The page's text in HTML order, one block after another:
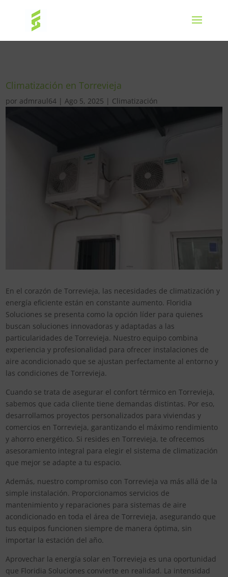
Climatización en Torrevieja
por admraul64 |Ago 5, 2025 | Climatización
En el corazón de Torrevieja, las necesidades de climatización y
energía eficiente están en constante aumento. Floridia
Soluciones se presenta como la opción líder para quienes
buscan soluciones innovadoras y adaptadas a las
particularidades de Torrevieja. Nuestro equipo combina
experiencia y profesionalidad para ofrecer instalaciones de
aire acondicionado que se ajustan perfectamente al entorno y
las condiciones de Torrevieja.
Cuando se trata de asegurar el confort térmico en Torrevieja,
sabemos que cada cliente tiene demandas distintas. Por eso,
desarrollamos proyectos personalizados para viviendas y
comercios en Torrevieja, garantizando el máximo rendimiento
y ahorro energético. Si resides en Torrevieja, te ofrecemos
asesoramiento integral para elegir el sistema de climatización
que mejor se adapte a tu espacio.
Además, nuestro compromiso con Torrevieja va más allá de la
simple instalación. Proporcionamos servicios de
mantenimiento y reparaciones para sistemas de aire
acondicionado en toda el área de Torrevieja, asegurando que
tus equipos funcionen siempre de manera óptima, sin
importar la estación del año.
Aprovechar la energía solar en Torrevieja es una oportunidad
que Floridia Soluciones convierte en realidad. La intensidad